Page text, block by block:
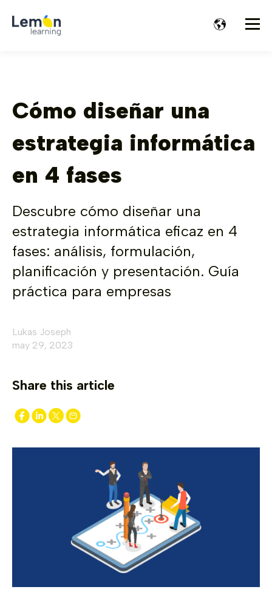
Cómo diseñar una
estrategia informática
en 4 fases
Descubre cómo diseñar una
estrategia informática eficaz en 4
fases: análisis, formulación,
planificación y presentación. Guía
práctica para empresas
Lukas Joseph
may 29, 2023
Share this article